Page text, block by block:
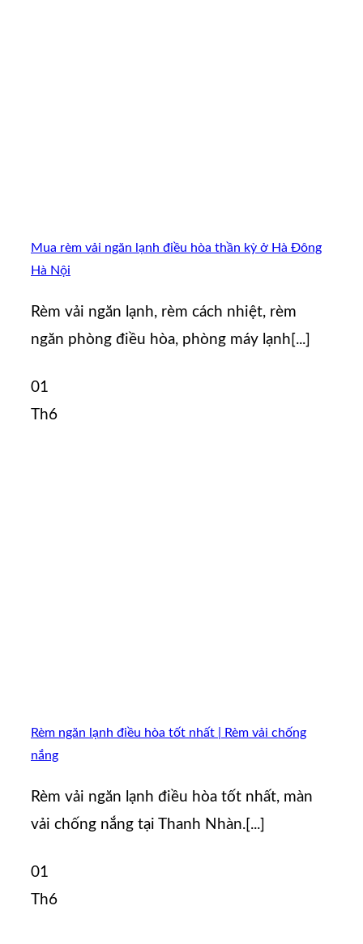
Mua rèm vải ngăn lạnh điều hòa thần kỳ ở Hà Đông
Hà Nội
Rèm vải ngăn lạnh, rèm cách nhiệt, rèm
ngăn phòng điều hòa, phòng máy lạnh[...]
01
Th6
Rèm ngăn lạnh điều hòa tốt nhất | Rèm vải chống
nắng
Rèm vải ngăn lạnh điều hòa tốt nhất, màn
vải chống nắng tại Thanh Nhàn.[...]
01
Th6